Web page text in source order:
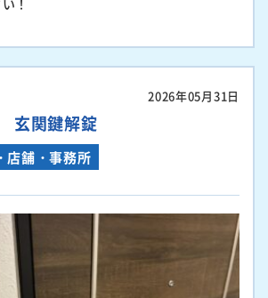
2026年05月31日
玄関鍵解錠
店舗・事務所